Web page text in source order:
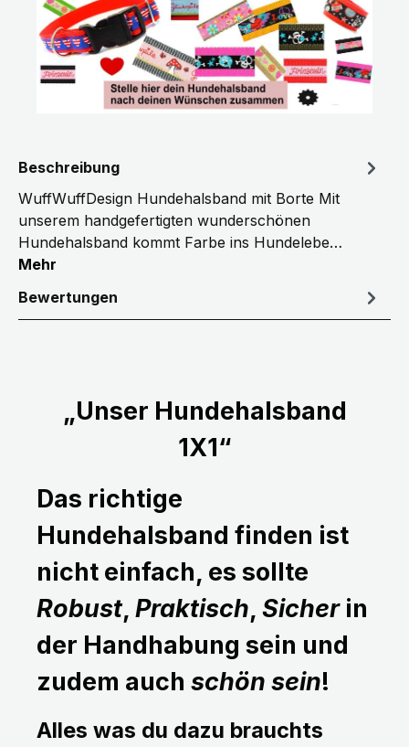
Beschreibung
WuffWuffDesign Hundehalsband mit Borte Mit
unserem handgefertigten wunderschönen
Hundehalsband kommt Farbe ins Hundelebe…
Mehr
Bewertungen
„Unser Hundehalsband
1X1“
Das richtige
Hundehalsband finden ist
nicht einfach, es sollte
Robust, Praktisch, Sicherin
der Handhabung sein und
zudem auch schön sein!
Alles was du dazu brauchts